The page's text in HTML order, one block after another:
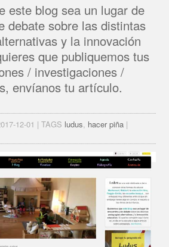
este blog sea un lugar de
debate sobre las distintas
y la innovación
que publiquemos tus
/ investigaciones /
envíanos tu artículo.
12-01 | TAGS ludus, hacer piña |